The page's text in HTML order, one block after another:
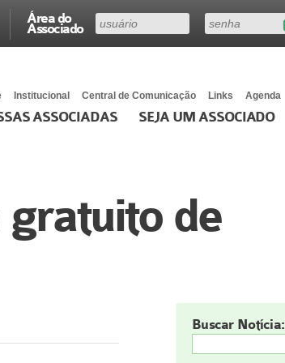
Área do
Associado
Institucional Central de Comunicação Links Agenda
ASSOCIADAS SEJA UM ASSOCIADO
gratuito de
Buscar Notícia: